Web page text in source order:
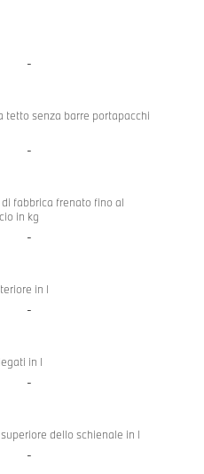
-
tetto senza barre portapacchi
-
fabbrica frenato fino al
in kg
-
in l
-
in l
-
dello schienale in l
-